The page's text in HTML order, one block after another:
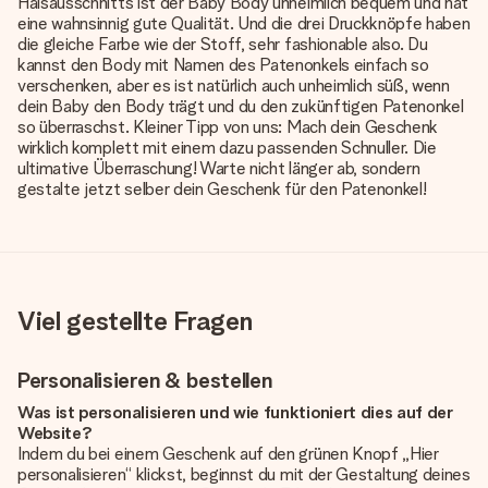
eine wahnsinnig gute Qualität. Und die drei Druckknöpfe haben
die gleiche Farbe wie der Stoff, sehr fashionable also. Du
kannst den Body mit Namen des Patenonkels einfach so
verschenken, aber es ist natürlich auch unheimlich süß, wenn
dein Baby den Body trägt und du den zukünftigen Patenonkel
so überraschst. Kleiner Tipp von uns: Mach dein Geschenk
wirklich komplett mit einem dazu passenden Schnuller. Die
ultimative Überraschung! Warte nicht länger ab, sondern
gestalte jetzt selber dein Geschenk für den Patenonkel!
Viel gestellte Fragen
Personalisieren & bestellen
Was ist personalisieren und wie funktioniert dies auf der
Website?
Indem du bei einem Geschenk auf den grünen Knopf „Hier
personalisieren“ klickst, beginnst du mit der Gestaltung deines